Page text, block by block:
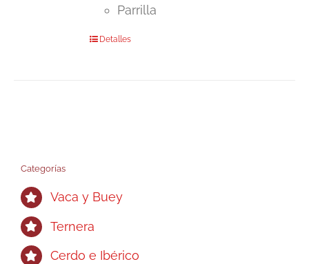
Parrilla
Detalles
Categorías
Vaca y Buey
Ternera
Cerdo e Ibérico